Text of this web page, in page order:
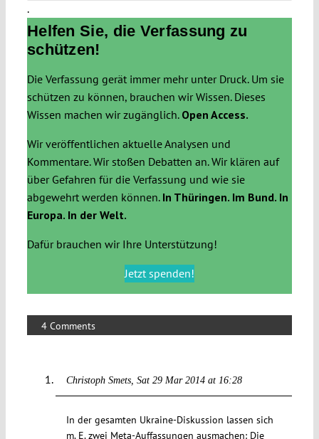
.
Helfen Sie, die Verfassung zu
schützen!
Die Verfassung gerät immer mehr unter Druck. Um sie
schützen zu können, brauchen wir Wissen. Dieses
Wissen machen wir zugänglich. Open Access.
Wir veröffentlichen aktuelle Analysen und
Kommentare. Wir stoßen Debatten an. Wir klären auf
über Gefahren für die Verfassung und wie sie
abgewehrt werden können. In Thüringen. Im Bund. In
Europa. In der Welt.
Dafür brauchen wir Ihre Unterstützung!
Jetzt spenden!
4 Comments
Christoph Smets Sat 29 Mar 2014 at 16:28
In der gesamten Ukraine-Diskussion lassen sich
m. E. zwei Meta-Auffassungen ausmachen: Die